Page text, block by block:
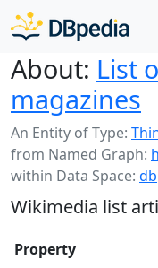
About: List
magazines
An Entity of Type:
from Named Graph:
within Data Space:
Wikimedia list
Property